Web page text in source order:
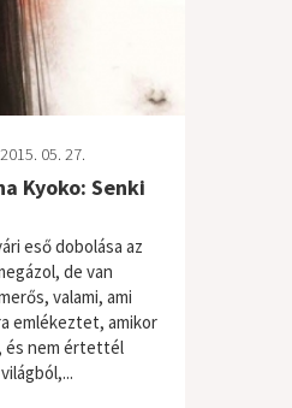
05. 27.
Kyoko: Senki
eső dobolása az
de van
valami, ami
emlékeztet, amikor
és nem értettél